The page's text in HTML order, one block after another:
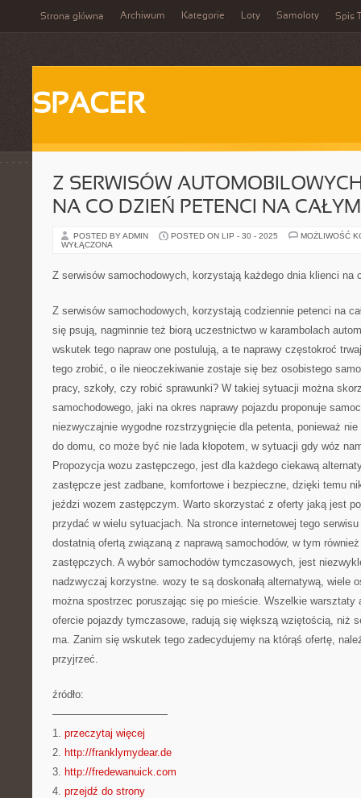
Strona główna Archiwum Kategorie Loty Samoloty Spis
SPACER
Z SERWISÓW
NA CO DZIEŃ PETENCI NA
POSTED BY ADMIN POSTED ON LIP - 30 - 2025
MOŻLIWOŚĆ
WYŁĄCZONA
Z serwisów samochodowych, korzystają każdego dnia klienci na
Z serwisów samochodowych, korzystają codziennie petenci na
się psują, nagminnie też biorą uczestnictwo w karambolach
wskutek tego napraw one postulują, a te naprawy częstokroć
tego zrobić, o ile nieoczekiwanie zostaje się bez osobistego
pracy, szkoły, czy robić sprawunki? W takiej sytuacji można
samochodowego, jaki na okres naprawy pojazdu proponuje
niezwyczajnie wygodne rozstrzygnięcie dla petenta, ponieważ
do domu, co może być nie lada kłopotem, w sytuacji gdy wóz
Propozycja wozu zastępczego, jest dla każdego ciekawą
zastępcze jest zadbane, komfortowe i bezpieczne, dzięki temu
jeździ wozem zastępczym. Warto skorzystać z oferty jaką jest
przydać w wielu sytuacjach. Na stronce internetowej tego
dostatnią ofertą związaną z naprawą samochodów, w tym
zastępczych. A wybór samochodów tymczasowych, jest
nadzwyczaj korzystne. wozy te są doskonałą alternatywą, wiele
można spostrzec poruszając się po mieście. Wszelkie warsztaty
ofercie pojazdy tymczasowe, radują się większą wziętością, niż
ma. Zanim się wskutek tego zadecydujemy na którąś ofertę,
przyjrzeć.
źródło:
———————————
1. przeczytaj więcej
2. http://franklymydear.de
3. http://fredewanuick.com
4. przejdź do strony